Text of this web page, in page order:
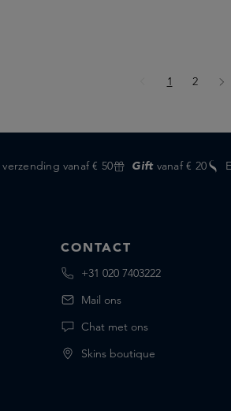
Pagina
1 Pagina
2
verzending vanaf € 50 Giftvanaf € 20
CONTACT
+31 020 7403222
Mail ons
Chat met ons
Skins boutique